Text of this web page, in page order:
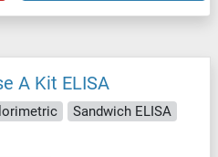
A Kit ELISA
Sandwich ELISA